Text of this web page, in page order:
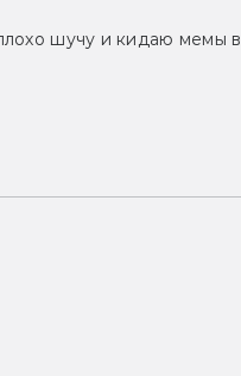
шучу и кидаю мемы в